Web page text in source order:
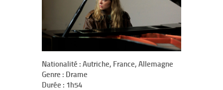
Nationalité : Autriche, France, Allemagne
Genre : Drame
Durée : 1h54